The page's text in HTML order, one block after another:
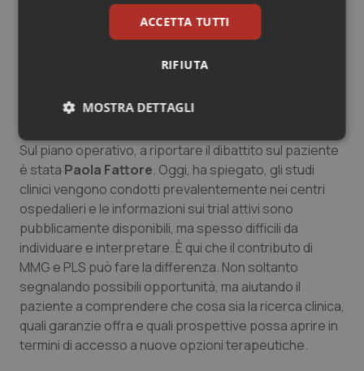
dell’accesso agli studi si accompagna inevitabilmente
a quello delle garanzie etiche, del consenso informato
percorsi di ricerca sicuri e consapevoli.
Sul piano operativo, a riportare il dibattito sul paziente
è stata Paola Fattore. Oggi, ha spiegato, gli studi
clinici vengono condotti prevalentemente nei centri
ospedalieri e le informazioni sui trial attivi sono
pubblicamente disponibili, ma spesso difficili da
individuare e interpretare. È qui che il contributo di
MMG e PLS può fare la differenza. Non soltanto
segnalando possibili opportunità, ma aiutando il
paziente a comprendere che cosa sia la ricerca clinica,
quali garanzie offra e quali prospettive possa aprire in
termini di accesso a nuove opzioni terapeutiche.
ACCETTA TUTTI
RIFIUTA
MOSTRA DETTAGLI
Necessari Statistici Marketing
Necessari Statistici Marketing
I cookie necessari contribuiscono a rendere fruibile il
sito web abilitandone funzionalità di base quali la
navigazione sulle pagine e l'accesso alle aree
protette del sito. Il sito web non è in grado di
funzionare correttamente senza questi cookie.